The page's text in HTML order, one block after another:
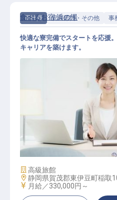
正社員 管理部門・その他 事
調達スタッフ
食べるお宿 浜の湯
快適な寮完備でスタートを応援
キャリアを築けます。
施設業態
高級旅館
勤務地
静岡県賀茂郡東伊豆町稲取
給与
月給／330,000円～